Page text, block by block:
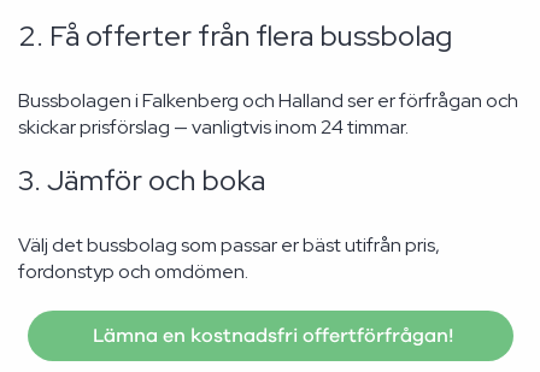
2. Få offerter från flera bussbolag
Bussbolagen i Falkenberg och Halland ser er förfrågan och
skickar prisförslag — vanligtvis inom 24 timmar.
3. Jämför och boka
Välj det bussbolag som passar er bäst utifrån pris,
fordonstyp och omdömen.
Lämna en kostnadsfri offertförfrågan!